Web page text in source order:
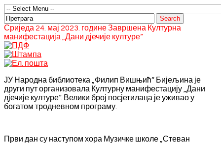
Сриједа 24. мај 2023. године Завршена Културна
манифестација „Дани дјечије културе“
ЈУ Народна библиотека „Филип Вишњић“ Бијељина је
други пут организовала Културну манифестацију „Дани
дјечије културе“. Велики број посјетилаца је уживао у
богатом тродневном програму.
Први дан су наступом хора Музичке школе „Стеван